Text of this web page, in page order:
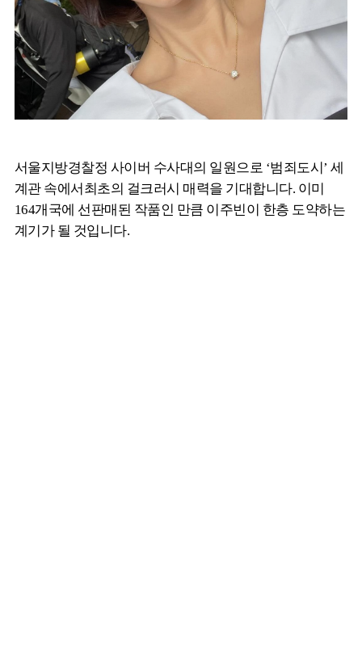
서울지방경찰정 사이버 수사대의 일원으로 ‘범죄도시’ 세
계관 속에서최초의 걸크러시 매력을 기대합니다. 이미
164개국에 선판매된 작품인 만큼 이주빈이 한층 도약하는
계기가 될 것입니다.